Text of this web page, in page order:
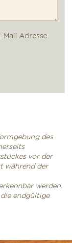
Mail Adresse
des
vor der
während der
werden.
endgültige